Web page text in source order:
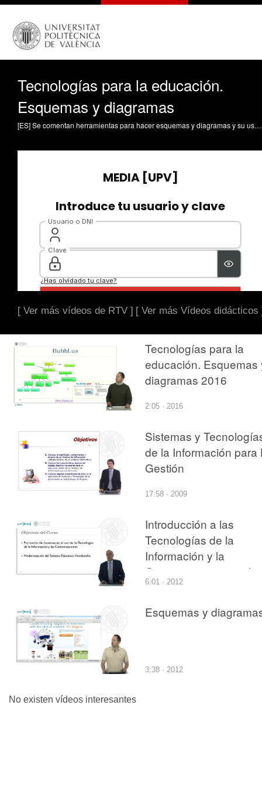
Tecnologías para la educación.
Esquemas y diagramas
[ES] Se comentan herramientas para hacer esquemas y diagramas y su uso en la educación. Despujol Zabala, Ignacio (2026). Tecnologías para la educación. Esquemas y diagramas. https://riunet.upv.es/handle/10251/237986 DER
[ Ver más vídeos de RTV ] [ Ver más Vídeos didácticos
Tecnologías para la
educación. Esquemas
diagramas 2016
2:05 · 2016
Sistemas y
de la Información para
Gestión
17:58 · 2009
Introducción a las
Tecnologías de la
Información y la
Comunicaciones en la
Educación
6:01 · 2012
Esquemas y
3:38 · 2012
No existen vídeos interesantes